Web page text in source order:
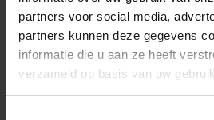
partners voor social media,
partners kunnen deze gegevens
informatie die u aan ze heeft
verzameld op basis van uw
het latexvrije materiaal
product kan ca.50 keer gewassen
zijn vorm te verliezen. Geschikt
Lees meer
Meer informatie